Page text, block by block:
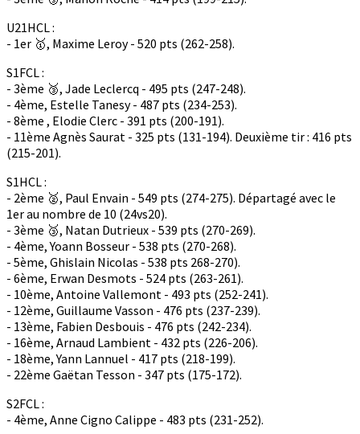
U21HCL :
- 1er 🥇, Maxime Leroy - 520 pts (262-258).
S1FCL :
- 3ème 🥉, Jade Leclercq - 495 pts (247-248).
- 4ème, Estelle Tanesy - 487 pts (234-253).
- 8ème , Elodie Clerc - 391 pts (200-191).
- 11ème Agnès Saurat - 325 pts (131-194). Deuxième tir : 416 pts
(215-201).
S1HCL :
- 2ème 🥈, Paul Envain - 549 pts (274-275). Départagé avec le
1er au nombre de 10 (24vs20).
- 3ème 🥉, Natan Dutrieux - 539 pts (270-269).
- 4ème, Yoann Bosseur - 538 pts (270-268).
- 5ème, Ghislain Nicolas - 538 pts 268-270).
- 6ème, Erwan Desmots - 524 pts (263-261).
- 10ème, Antoine Vallemont - 493 pts (252-241).
- 12ème, Guillaume Vasson - 476 pts (237-239).
- 13ème, Fabien Desbouis - 476 pts (242-234).
- 16ème, Arnaud Lambient - 432 pts (226-206).
- 18ème, Yann Lannuel - 417 pts (218-199).
- 22ème Gaëtan Tesson - 347 pts (175-172).
S2FCL :
- 4ème, Anne Cigno Calippe - 483 pts (231-252).